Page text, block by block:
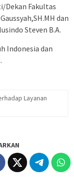
Dekan Fakultas
dan
Steven B.A.
Indonesia dan
Layanan